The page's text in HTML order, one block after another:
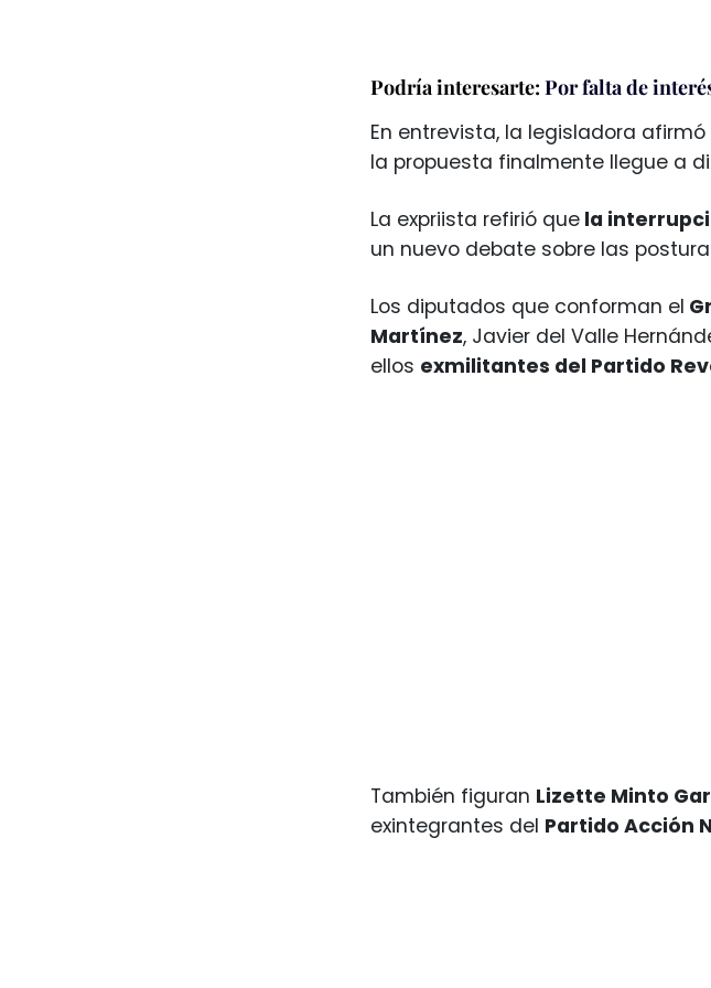
Podría interesarte: Por falta de
En entrevista, la legisladora
la propuesta finalmente llegue a
La expriista refirió que la
un nuevo debate sobre las
Los diputados que conforman el
Martínez, Javier del Valle
ellos exmilitantes del Partido
También figuran Lizette Minto
exintegrantes del Partido Acción